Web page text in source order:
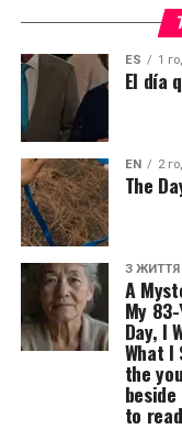
ES 1
El día
EN 2
The
З ЖИТТЯ
A
My
Day, I
What I
the
to